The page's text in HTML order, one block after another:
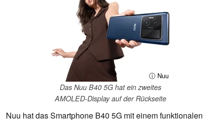
ⓘ Nuu
Das Nuu B40 5G hat ein zweites
AMOLED-Display auf der Rückseite
Nuu hat das Smartphone B40 5G mit einem funktionalen